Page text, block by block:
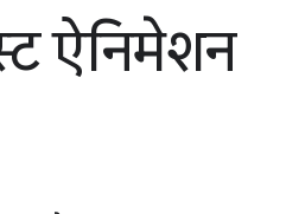
ऐनिमेशन